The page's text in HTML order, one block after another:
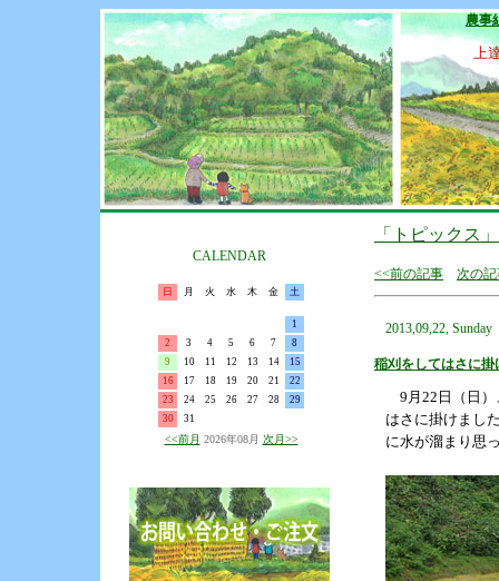
農事
上
CALENDAR
日 月 火 水 木 金 土
1
2
3 4 5 6 7
8
9
10 11 12 13 14
15
16
17 18 19 20 21
22
23
24 25 26 27 28
29
30
31
<<前月 2026年08月 次月>>
「トピックス
<<前の記事 次の
2013,09,22, Sunday
稲刈をしてはさに掛
9月22日（日）
はさに掛けまし
に水が溜まり思